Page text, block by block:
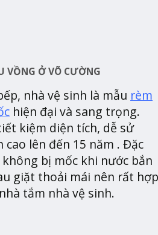
VỒNG Ở VÕ CƯỜNG
nhà vệ sinh là mẫu rèm
hiện đại và sang trọng.
kiệm diện tích, dễ sử
cao lên đến 15 năm . Đặc
bị mốc khi nước bắn
giặt thoải mái nên rất hợp
tắm nhà vệ sinh.